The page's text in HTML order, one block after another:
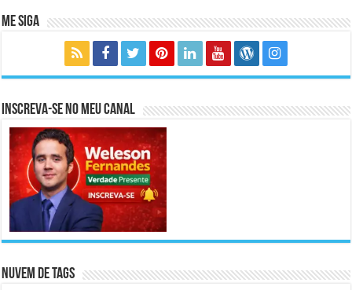
Me Siga
Inscreva-se no meu canal
Nuvem de Tags